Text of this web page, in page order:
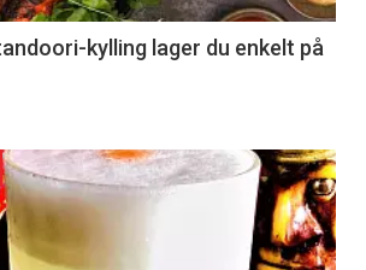
kylling lager du enkelt på